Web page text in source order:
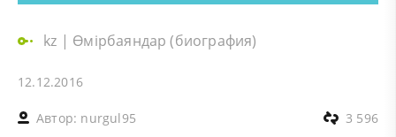
kz | Өмірбаяндар (биография)
12.12.2016
Автор: nurgul95 3 596